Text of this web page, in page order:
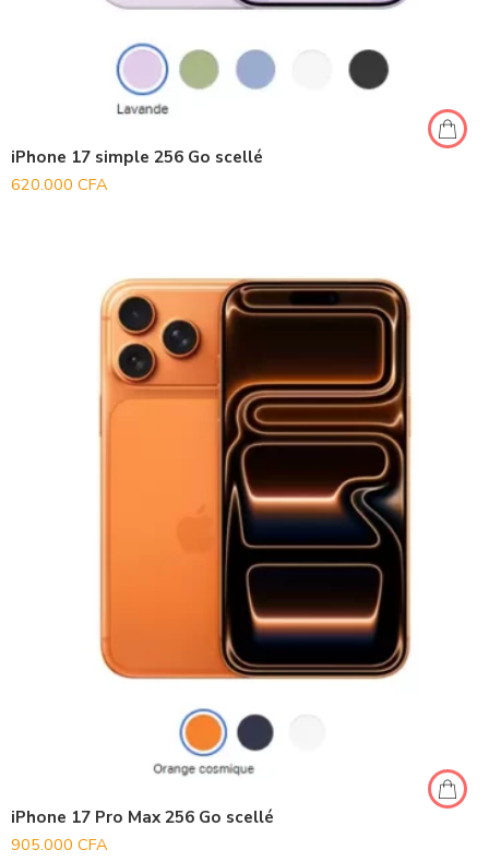
iPhone 17 simple 256 Go scellé
620.000 CFA
iPhone 17 Pro Max 256 Go scellé
905.000 CFA